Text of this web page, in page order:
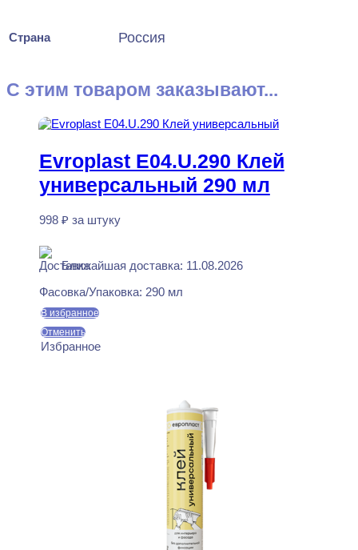
Страна Россия
С этим товаром заказывают...
Evroplast E04.U.290 Клей
универсальный 290 мл
998 ₽ за штуку
Ближайшая доставка: 11.08.2026
Фасовка/Упаковка: 290 мл
В избранное
Отменить
Избранное